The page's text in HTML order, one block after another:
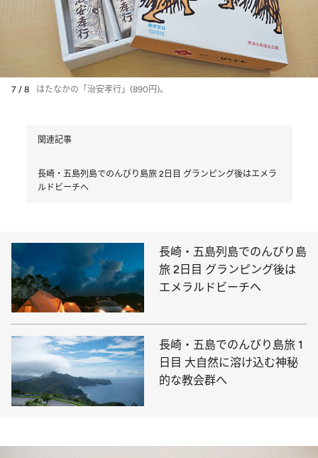
7 / 8 はたなかの「治安孝行」(890円)。
関連記事
長崎・五島列島でのんびり島旅 2日目 グランピング後はエメラ
ルドビーチへ
長崎・五島列島でのんびり島
旅 2日目 グランピング後は
エメラルドビーチへ
長崎・五島でのんびり島旅 1
日目 大自然に溶け込む神秘
的な教会群へ